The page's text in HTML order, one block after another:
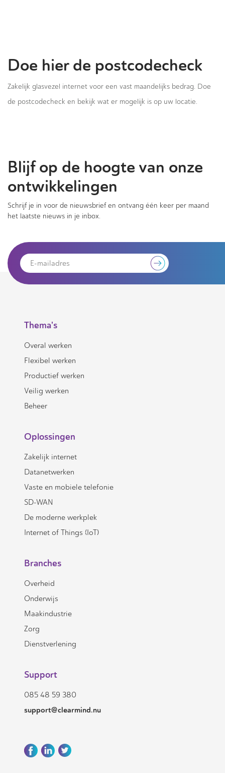
Doe hier de postcodecheck
Zakelijk glasvezel internet voor een vast maandelijks bedrag. Doe
de postcodecheck en bekijk wat er mogelijk is op uw locatie.
Blijf op de hoogte van onze
ontwikkelingen
Schrijf je in voor de nieuwsbrief en ontvang één keer per maand
het laatste nieuws in je inbox.
Thema's
Overal werken
Flexibel werken
Productief werken
Veilig werken
Beheer
Oplossingen
Zakelijk internet
Datanetwerken
Vaste en mobiele telefonie
SD-WAN
De moderne werkplek
Internet of Things (IoT)
Branches
Overheid
Onderwijs
Maakindustrie
Zorg
Dienstverlening
Support
085 48 59 380
support@clearmind.nu